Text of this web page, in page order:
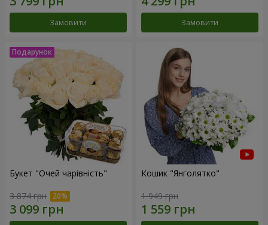
Замовити Замовити
Букет "Очей чарівність"
3 874 грн
Кошик "Янголятко"
1 949 грн